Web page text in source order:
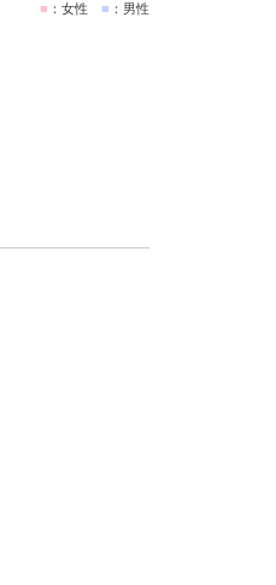
■ ：女性 ■ ：男性